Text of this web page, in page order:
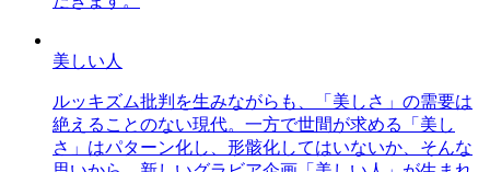
美しい人
ルッキズム批判を生みながらも、「美しさ」の需要は
絶えることのない現代。一方で世間が求める「美し
さ」はパターン化し、形骸化してはいないか、そんな